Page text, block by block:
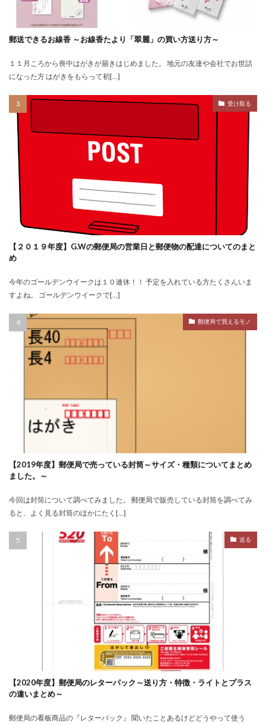
郵送できるお線香 ～お線香たより「翠麗」の買い方送り方～
１１月ころから喪中はがきが届きはじめました。 地元の友達や会社でお世話
になった方 はがきをもらって初[…]
受け取る
【２０１９年度】G.Wの郵便局の営業日と郵便物の配達についてのまと
め
今年のゴールデンウイークは１０連休！！ 予定を入れている方たくさんいま
すよね。 ゴールデンウイークで[…]
郵便局で買えるモノ
【2019年度】郵便局で売っている封筒～サイズ・種類についてまとめ
ました。～
今回は封筒について調べてみました。 郵便局で販売している封筒を調べてみ
ると、よく見る封筒のほかにたく[…]
送る
【2020年度】郵便局のレターパック～送り方・特徴・ライトとプラス
の違いまとめ～
郵便局の看板商品の『レターパック』 聞いたことあるけどどうやって使う